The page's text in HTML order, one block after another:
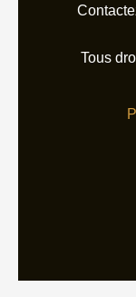
Tous